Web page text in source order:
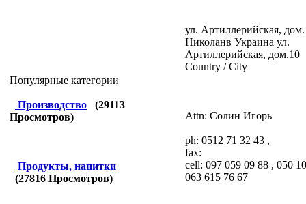
Популярные категории
Производство (29113
Просмотров)
Продукты, напитки
(27816 Просмотров)
ул. Артиллерийская,
Николанв Украина ул.
Артиллерийская, дом.10
Country / City
Attn: Солин Игорь
ph: 0512 71 32 43 ,
fax:
cell: 097 059 09 88 , 050
063 615 76 67